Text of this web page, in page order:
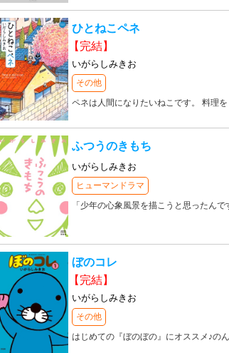
ひとねこペネ
【完結】
いがらしみきお
その他
ペネは人間になりたいねこです。 料理
ふつうのきもち
いがらしみきお
ヒューマンドラマ
「少年の心象風景を描こうと思ったん
ぼのコレ
【完結】
いがらしみきお
その他
はじめての『ぼのぼの』にオススメ♪の